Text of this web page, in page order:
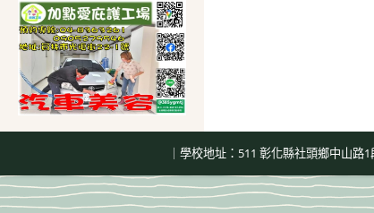
｜學校地址：511 彰化縣社頭鄉中山路